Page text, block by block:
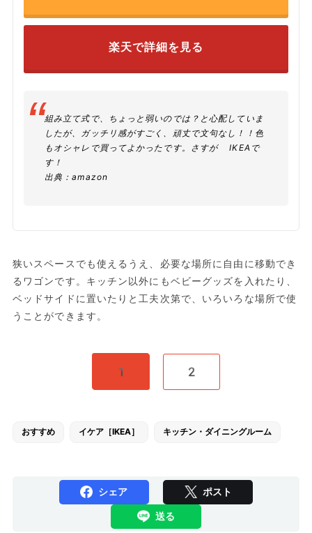
楽天で詳細を見る
組み立て式で、ちょっと弱いのでは？と心配していま
したが、ガッチリ感がすごく、頑丈で文句なし！！色
もオシャレで買ってよかったです。さすが IKEAで
す！
出典：amazon
狭いスペースでも使えるうえ、必要な場所に自由に移動でき
るワゴンです。キッチン以外にもベビーグッズを入れたり、
ベッドサイドに置いたりと工夫次第で、いろいろな場所で使
うことができます。
1 2
おすすめ イケア［IKEA］ キッチン・ダイニングルーム
シェア ポスト
送る